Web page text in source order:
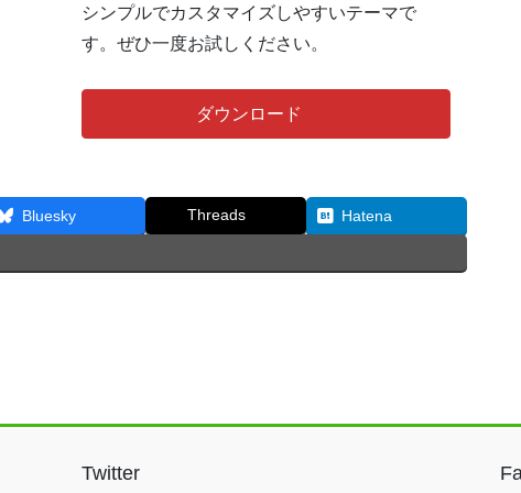
シンプルでカスタマイズしやすいテーマで
す。ぜひ一度お試しください。
ダウンロード
Bluesky Threads Hatena
Twitter